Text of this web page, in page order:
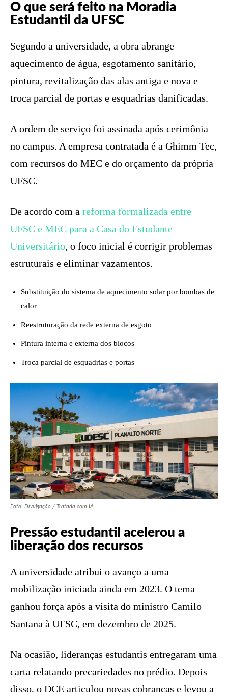
O que será feito na Moradia
Estudantil da UFSC
Segundo a universidade, a obra abrange
aquecimento de água, esgotamento sanitário,
pintura, revitalização das alas antiga e nova e
troca parcial de portas e esquadrias danificadas.
A ordem de serviço foi assinada após cerimônia
no campus. A empresa contratada é a Ghimm Tec,
com recursos do MEC e do orçamento da própria
UFSC.
De acordo com a reforma formalizada entre
UFSC e MEC para a Casa do Estudante
Universitário, o foco inicial é corrigir problemas
estruturais e eliminar vazamentos.
Substituição do sistema de aquecimento solar por bombas de
calor
Reestruturação da rede externa de esgoto
Pintura interna e externa dos blocos
Troca parcial de esquadrias e portas
Foto: Divulgação / Tratada com IA
Pressão estudantil acelerou a
liberação dos recursos
A universidade atribui o avanço a uma
mobilização iniciada ainda em 2023. O tema
ganhou força após a visita do ministro Camilo
Santana à UFSC, em dezembro de 2025.
Na ocasião, lideranças estudantis entregaram uma
carta relatando precariedades no prédio. Depois
disso, o DCE articulou novas cobranças e levou a